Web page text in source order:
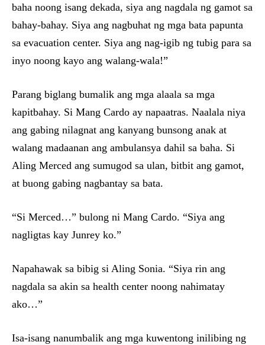
baha noong isang dekada, siya ang nagdala ng gamot sa
bahay-bahay. Siya ang nagbuhat ng mga bata papunta
sa evacuation center. Siya ang nag-igib ng tubig para sa
inyo noong kayo ang walang-wala!”
Parang biglang bumalik ang mga alaala sa mga
kapitbahay. Si Mang Cardo ay napaatras. Naalala niya
ang gabing nilagnat ang kanyang bunsong anak at
walang madaanan ang ambulansya dahil sa baha. Si
Aling Merced ang sumugod sa ulan, bitbit ang gamot,
at buong gabing nagbantay sa bata.
“Si Merced…” bulong ni Mang Cardo. “Siya ang
nagligtas kay Junrey ko.”
Napahawak sa bibig si Aling Sonia. “Siya rin ang
nagdala sa akin sa health center noong nahimatay
ako…”
Isa-isang nanumbalik ang mga kuwentong inilibing ng